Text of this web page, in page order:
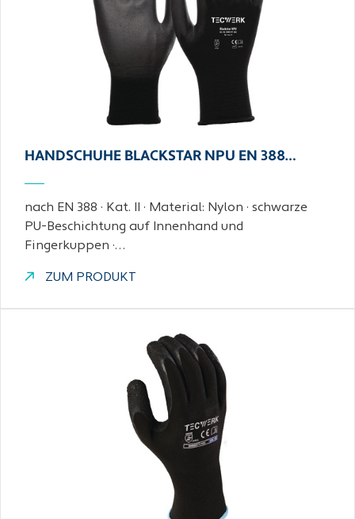
HANDSCHUHE BLACKSTAR NPU EN 388…
nach EN 388 · Kat. II · Material: Nylon · schwarze
PU-Beschichtung auf Innenhand und
Fingerkuppen ·…
ZUM PRODUKT